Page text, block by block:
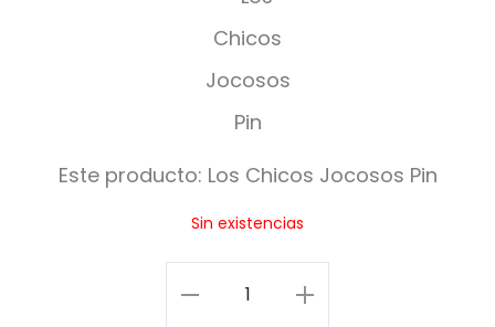
o
s
C
c
s
Este producto: Los Chicos Jocosos Pin
Sin existencias
Los